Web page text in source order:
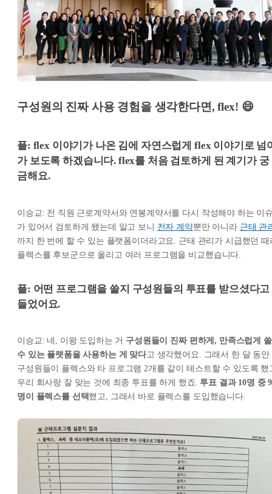
구성원의 진짜 사용 경험을 생각한다면, flex! 😄
플: flex 이야기가 나온 김에 자연스럽게 flex 이야기로 넘
가 보도록 하겠습니다. flex를 처음 검토하게 된 계기가 궁
금해요.
이승교: 전 직원 근로계약서와 연봉계약서를 다시 작성해야 하는 이
가 있어서 검토하게 됐는데 알고 보니 전자 계약뿐만 아니라 근태 관
까지 한 번에 할 수 있는 플랫폼이더라고요. 근태 관리가 시급했던 때
플렉스를 후보군으로 올리고 여러 프로그램을 비교했습니다.
플: 어떤 프로그램을 쓸지 구성원들의 투표를 받으셨다고
들었어요.
이승교: 네, 이왕 도입하는 거 구성원들이 진짜 편하게, 만족스럽게 쓸
수 있는 플랫폼을 사용하는 게 맞다고 생각했어요. 그래서 한 달 동안
구성원들이 플렉스와 타 프로그램 2개를 같이 테스트할 수 있도록 했
우리 회사랑 잘 맞는 것에 최종 투표를 하게 했죠. 투표 결과 10명 중 9
명이 플렉스를 선택했고, 그래서 바로 플렉스를 도입했습니다.